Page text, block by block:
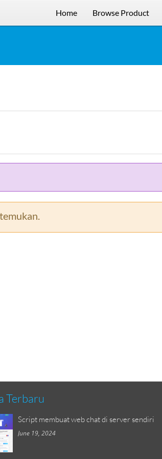
Home Browse Product
Terbaru
Script membuat web chat di server sendiri
June 19, 2024